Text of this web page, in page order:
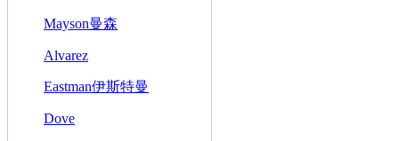
Mayson曼森
Alvarez
Eastman伊斯特曼
Dove